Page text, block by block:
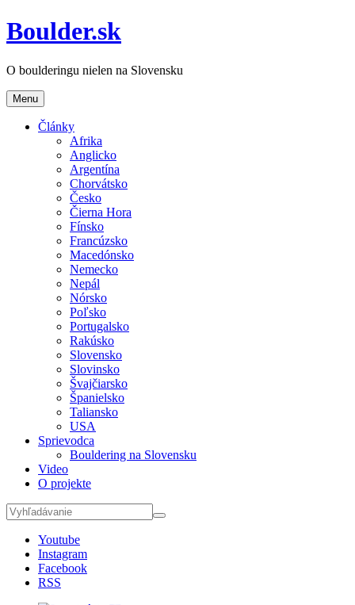
Boulder.sk
O boulderingu nielen na Slovensku
Menu
Články
Afrika
Anglicko
Argentína
Chorvátsko
Česko
Čierna Hora
Fínsko
Francúzsko
Macedónsko
Nemecko
Nepál
Nórsko
Poľsko
Portugalsko
Rakúsko
Slovensko
Slovinsko
Švajčiarsko
Španielsko
Taliansko
USA
Sprievodca
Bouldering na Slovensku
Video
O projekte
Youtube
Instagram
Facebook
RSS